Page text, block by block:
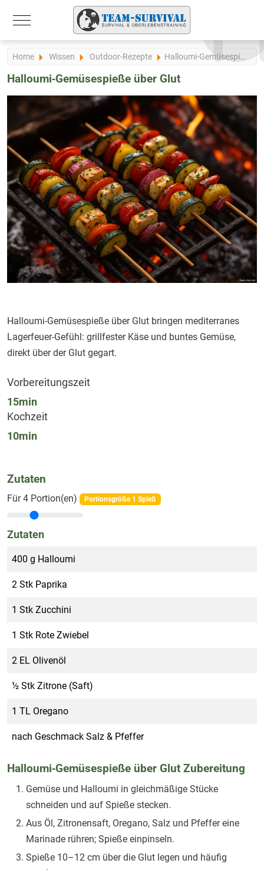
Mobile Menu Toggle
Home Wissen Outdoor-Rezepte Halloumi‑Gemüsespieße über Glut
Halloumi‑Gemüsespieße über Glut
Halloumi-Gemüsespieße über Glut bringen mediterranes
Lagerfeuer-Gefühl: grillfester Käse und buntes Gemüse,
direkt über der Glut gegart.
Vorbereitungszeit
15min
Kochzeit
10min
Zutaten
Für 4 Portion(en) Portionsgröße 1 Spieß
Zutaten
400 g Halloumi
2 Stk Paprika
1 Stk Zucchini
1 Stk Rote Zwiebel
2 EL Olivenöl
½ Stk Zitrone (Saft)
1 TL Oregano
nach Geschmack Salz & Pfeffer
Halloumi‑Gemüsespieße über Glut Zubereitung
Gemüse und Halloumi in gleichmäßige Stücke
schneiden und auf Spieße stecken.
Aus Öl, Zitronensaft, Oregano, Salz und Pfeffer eine
Marinade rühren; Spieße einpinseln.
Spieße 10–12 cm über die Glut legen und häufig